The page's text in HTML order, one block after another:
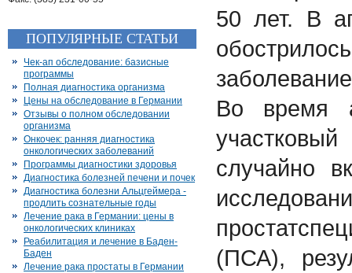
ПОПУЛЯРНЫЕ СТАТЬИ
Чек-ап обследование: базисные
программы
Полная диагностика организма
Цены на обследование в Германии
Отзывы о полном обследовании
организма
Онкочек: ранняя диагностика
онкологических заболеваний
Программы диагностики здоровья
Диагностика болезней печени и почек
Диагностика болезни Альцгеймера -
продлить сознательные годы
Лечение рака в Германии: цены в
онкологических клиниках
Реабилитация и лечение в Баден-
Баден
Лечение рака простаты в Германии
50 лет. В
Во время
случайно
(ПСА),